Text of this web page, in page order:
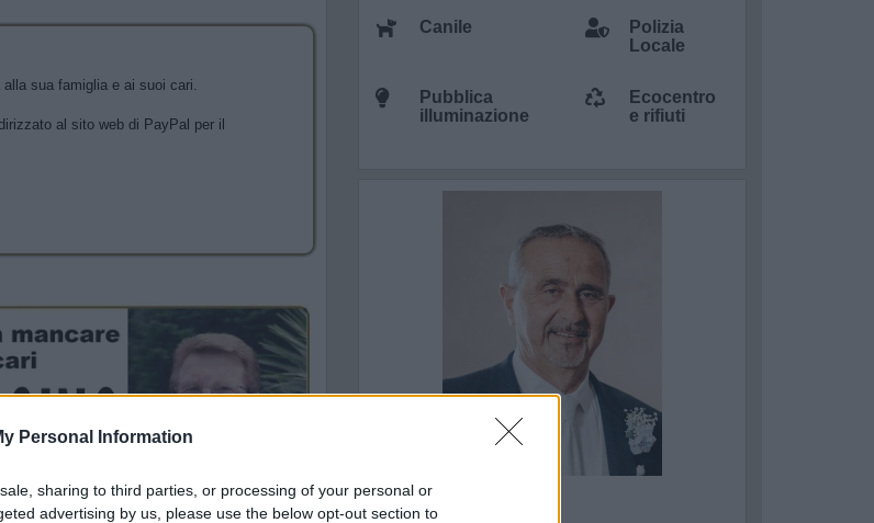
Personal Information
sharing to third parties, or processing of your personal or
advertising by us, please use the below opt-out section to
sua famiglia e ai suoi cari.
al sito web di PayPal per il
Canile
Polizia
Locale
Pubblica
illuminazione
Ecocentro
e rifiuti
Donato Milano